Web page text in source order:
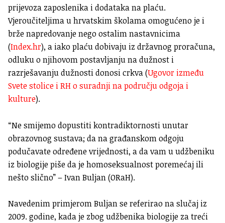
prijevoza zaposlenika i dodataka na plaću.
Vjeroučiteljima u hrvatskim školama omogućeno je i
brže napredovanje nego ostalim nastavnicima
(Index.hr), a iako plaću dobivaju iz državnog proračuna,
odluku o njihovom postavljanju na dužnost i
razrješavanju dužnosti donosi crkva (Ugovor između
Svete stolice i RH o suradnji na području odgoja i
kulture).
“Ne smijemo dopustiti kontradiktornosti unutar
obrazovnog sustava; da na građanskom odgoju
podučavate određene vrijednosti, a da vam u udžbeniku
iz biologije piše da je homoseksualnost poremećaj ili
nešto slično” – Ivan Buljan (ORaH).
Navedenim primjerom Buljan se referirao na slučaj iz
2009. godine, kada je zbog udžbenika biologije za treći